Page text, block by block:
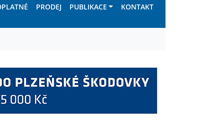
PRODEJ PUBLIKACE KONTAKT